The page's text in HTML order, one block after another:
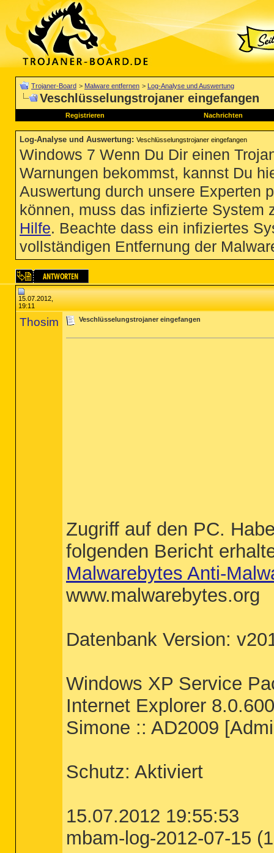
Trojaner-Board > Malware entfernen > Log-Analyse und Auswertung
Veschlüsselungstrojaner eingefangen
Registrieren Nachrichten
Log-Analyse und Auswertung: Veschlüsselungstrojaner eingefangen
Windows 7 Wenn Du Dir einen
Warnungen bekommst, kannst Du
Auswertung durch unsere Experten
können, muss das infizierte System
Hilfe. Beachte dass ein infiziertes
vollständigen Entfernung der
15.07.2012,
19:11
Thosim Veschlüsselungstrojaner eingefangen
Zugriff auf den PC.
folgenden Bericht
Malwarebytes Anti-
www.malwarebytes.org
Datenbank Version:
Windows XP Service
Internet Explorer
Simone :: AD2009
Schutz: Aktiviert
15.07.2012 19:55:53
mbam-log-2012-07-15